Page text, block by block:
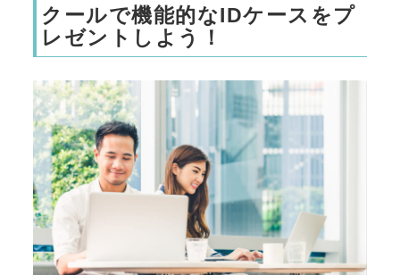
クールで機能的なIDケースをプ
レゼントしよう！